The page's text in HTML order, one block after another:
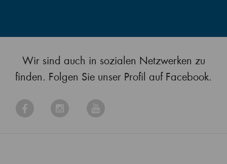
Wir sind auch in sozialen Netzwerken zu
finden. Folgen Sie unser Profil auf Facebook.